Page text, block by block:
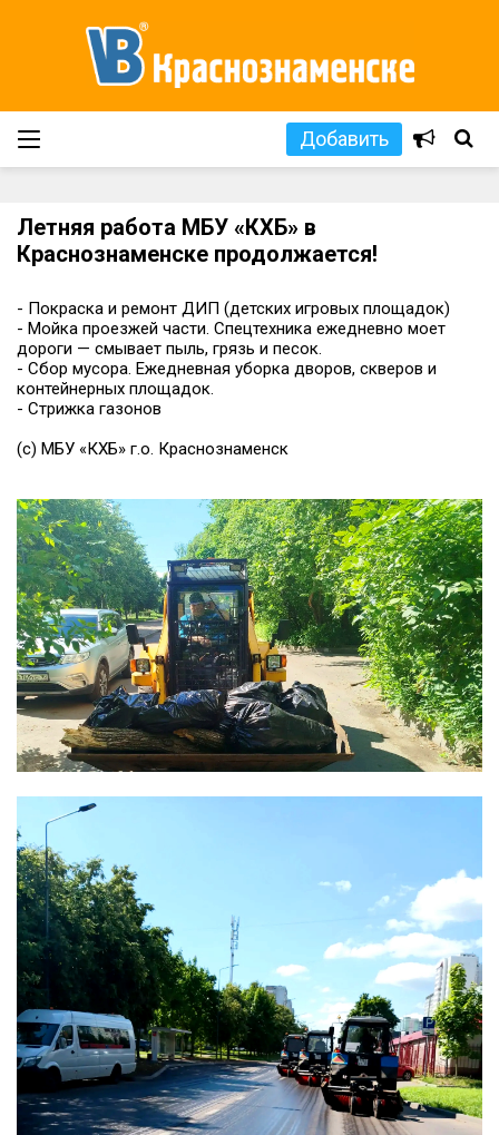
Добавить
Летняя работа МБУ «КХБ» в
Краснознаменске продолжается!
- Покраска и ремонт ДИП (детских игровых площадок)
- Мойка проезжей части. Спецтехника ежедневно моет
дороги — смывает пыль, грязь и песок.
- Сбор мусора. Ежедневная уборка дворов, скверов и
контейнерных площадок.
- Стрижка газонов
(с) МБУ «КХБ» г.о. Краснознаменск